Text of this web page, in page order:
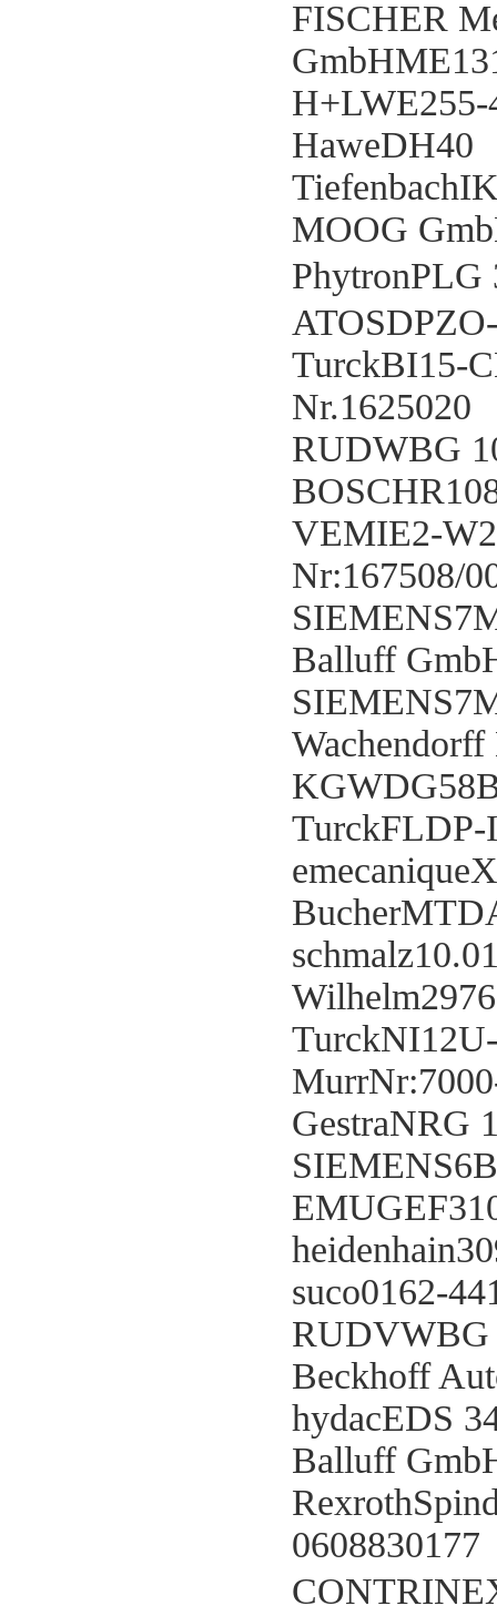
FISCHER
HaweDH40
MOOG
PhytronPLG
TurckBI15-
Nr.1625020
RUDWBG
VEMIE2-
Nr:167508/
Balluff
TurckFLDP-
GestraNRG
suco0162-
RUDVWBG
Beckhoff
hydacEDS
Balluff
0608830177